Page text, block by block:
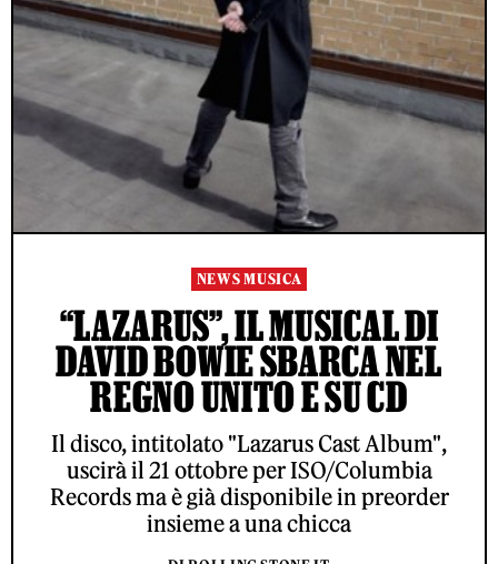
NEWS MUSICA
“LAZARUS”, IL MUSICAL DI
DAVID BOWIE SBARCA NEL
REGNO UNITO E SU CD
Il disco, intitolato "Lazarus Cast Album",
uscirà il 21 ottobre per ISO/Columbia
Records ma è già disponibile in preorder
insieme a una chicca